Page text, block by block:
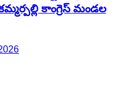
కాంగ్రెస్ మండల